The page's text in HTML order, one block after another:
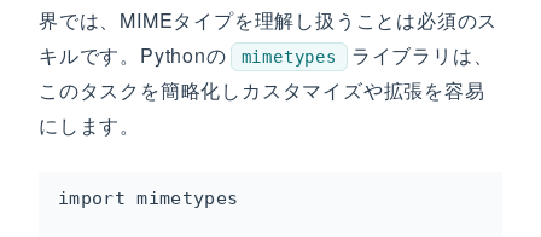
界では、MIMEタイプを理解し扱うことは必須のス
キルです。Pythonの
mimetypes
ライブラリは、
このタスクを簡略化しカスタマイズや拡張を容易
にします。
import mimetypes